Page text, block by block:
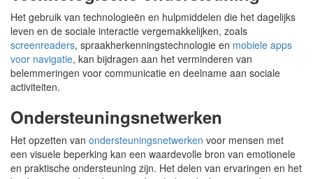
Het gebruik van technologieën en hulpmiddelen die het dagelijks
leven en de sociale interactie vergemakkelijken, zoals
screenreaders, spraakherkenningstechnologie en mobiele apps
voor navigatie, kan bijdragen aan het verminderen van
belemmeringen voor communicatie en deelname aan sociale
activiteiten.
Ondersteuningsnetwerken
Het opzetten van ondersteuningsnetwerken voor mensen met
een visuele beperking kan een waardevolle bron van emotionele
en praktische ondersteuning zijn. Het delen van ervaringen en het